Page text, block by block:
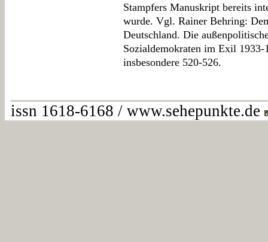
Stampfers Manuskript bereits
wurde. Vgl. Rainer Behring:
Deutschland. Die
Sozialdemokraten im Exil
insbesondere 520-526.
issn 1618-6168 / www.sehepunkte.de